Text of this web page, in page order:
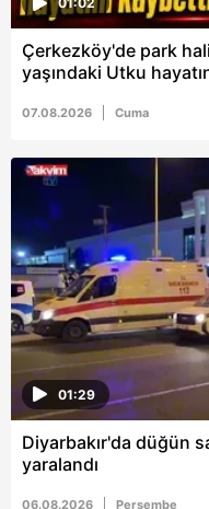
Çerkezköy'de park
yaşındaki Utku
07.08.2026 Cuma
01:29
Diyarbakır'da düğün
yaralandı
06.08.2026 Perşembe